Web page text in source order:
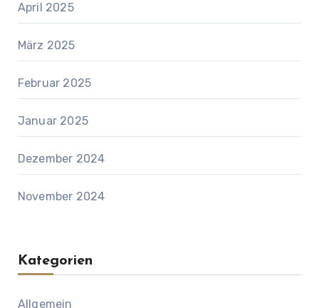
April 2025
März 2025
Februar 2025
Januar 2025
Dezember 2024
November 2024
Kategorien
Allgemein